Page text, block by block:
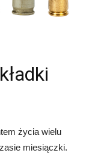
życia wielu
miesiączki.